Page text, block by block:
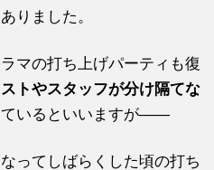
りました。
マの打ち上げパーティも復
トやスタッフが分け隔てな
いるといいますが――
ってしばらくした頃の打ち